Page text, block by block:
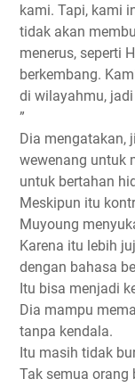
kami. Tapi, kami
tidak akan
menerus, seperti
berkembang.
di wilayahmu,
”
Dia mengatakan,
wewenang untuk
untuk bertahan
Meskipun itu
Muyoung
Karena itu lebih
dengan bahasa
Itu bisa menjadi
Dia mampu
tanpa kendala.
Itu masih tidak
Tak semua orang